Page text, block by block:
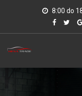
8:00 do